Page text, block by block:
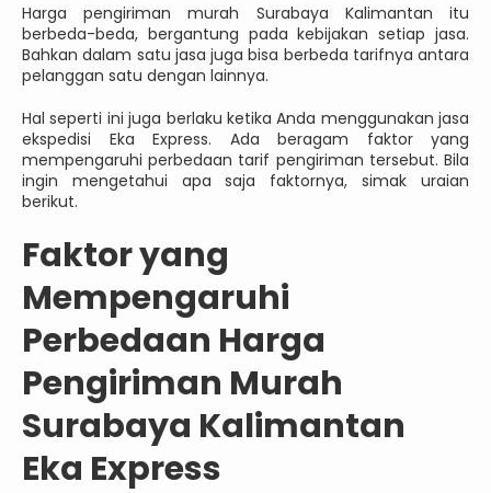
Harga pengiriman murah Surabaya Kalimantan itu
berbeda-beda, bergantung pada kebijakan setiap jasa.
Bahkan dalam satu jasa juga bisa berbeda tarifnya antara
pelanggan satu dengan lainnya.
Hal seperti ini juga berlaku ketika Anda menggunakan jasa
ekspedisi Eka Express. Ada beragam faktor yang
mempengaruhi perbedaan tarif pengiriman tersebut. Bila
ingin mengetahui apa saja faktornya, simak uraian
berikut.
Faktor yang
Mempengaruhi
Perbedaan Harga
Pengiriman Murah
Surabaya Kalimantan
Eka Express